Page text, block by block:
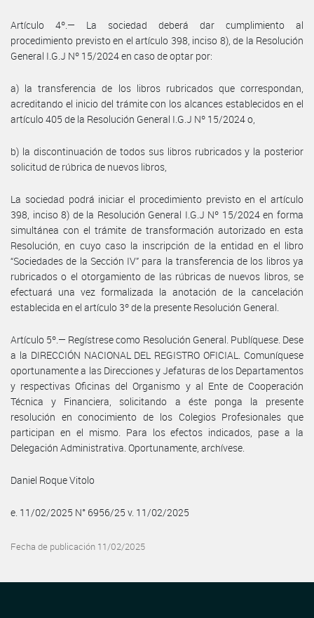
Artículo 4º.— La sociedad deberá dar cumplimiento al
procedimiento previsto en el artículo 398, inciso 8), de la Resolución
General I.G.J Nº 15/2024 en caso de optar por:
a) la transferencia de los libros rubricados que correspondan,
acreditando el inicio del trámite con los alcances establecidos en el
artículo 405 de la Resolución General I.G.J Nº 15/2024 o,
b) la discontinuación de todos sus libros rubricados y la posterior
solicitud de rúbrica de nuevos libros,
La sociedad podrá iniciar el procedimiento previsto en el artículo
398, inciso 8) de la Resolución General I.G.J Nº 15/2024 en forma
simultánea con el trámite de transformación autorizado en esta
Resolución, en cuyo caso la inscripción de la entidad en el libro
“Sociedades de la Sección IV” para la transferencia de los libros ya
rubricados o el otorgamiento de las rúbricas de nuevos libros, se
efectuará una vez formalizada la anotación de la cancelación
establecida en el artículo 3º de la presente Resolución General.
Artículo 5º.— Regístrese como Resolución General. Publíquese. Dese
a la DIRECCIÓN NACIONAL DEL REGISTRO OFICIAL. Comuníquese
oportunamente a las Direcciones y Jefaturas de los Departamentos
y respectivas Oficinas del Organismo y al Ente de Cooperación
Técnica y Financiera, solicitando a éste ponga la presente
resolución en conocimiento de los Colegios Profesionales que
participan en el mismo. Para los efectos indicados, pase a la
Delegación Administrativa. Oportunamente, archívese.
Daniel Roque Vitolo
e. 11/02/2025 N° 6956/25 v. 11/02/2025
Fecha de publicación 11/02/2025